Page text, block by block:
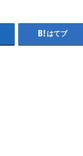
はてブ